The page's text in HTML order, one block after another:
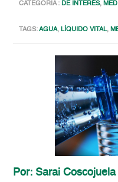
CATEGORIA :DE INTERÉS,
TAGS:AGUA,LÍQUIDO VITAL,
Por: Sarai